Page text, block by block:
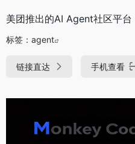
美团推出的AI Agent社区平台
标签： agent
链接直达 手机查看